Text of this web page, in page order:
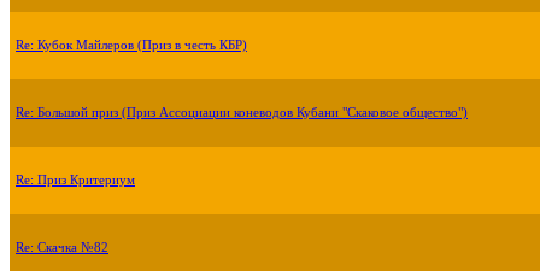
Re: Кубок Майлеров (Приз в честь КБР)
Re: Большой приз (Приз Ассоциации коневодов Кубани "Скаковое общество")
Re: Приз Критериум
Re: Скачка №82